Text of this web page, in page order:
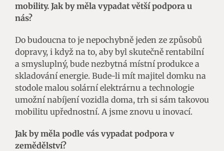
mobility. Jak by měla vypadat větší podpora u
nás?
Do budoucna to je nepochybně jeden ze způsobů
dopravy, i když na to, aby byl skutečně rentabilní
a smysluplný, bude nezbytná místní produkce a
skladování energie. Bude-li mít majitel domku na
stodole malou solární elektrárnu a technologie
umožní nabíjení vozidla doma, trh si sám takovou
mobilitu upřednostní. A jsme znovu u inovací.
Jak by měla podle vás vypadat podpora v
zemědělství?